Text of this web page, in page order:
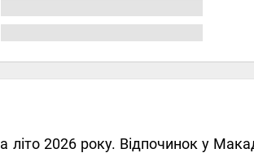
літо 2026 року. Відпочинок у